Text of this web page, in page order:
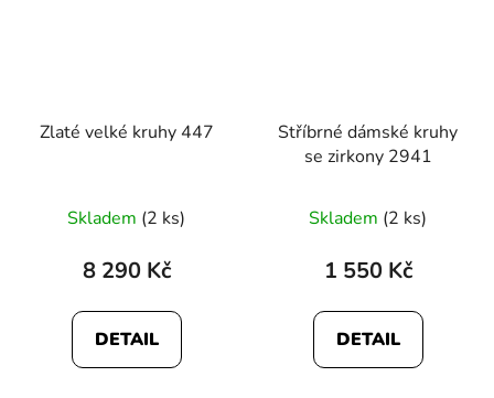
Zlaté velké kruhy 447
Skladem (2 ks)
8 290 Kč
DETAIL
Stříbrné dámské kruhy
se zirkony 2941
Skladem (2 ks)
1 550 Kč
DETAIL